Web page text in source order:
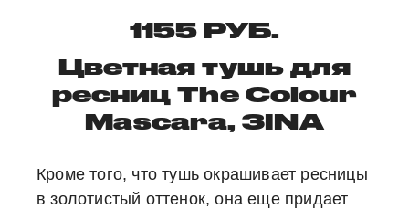
1155 РУБ.
Цветная тушь для
ресниц The Colour
Mascara, 3INA
Кроме того, что тушь окрашивает ресницы
в золотистый оттенок, она еще придает